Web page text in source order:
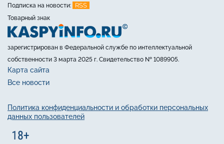
Подписка на новости:
RSS
Товарный знак
зарегистрирован в Федеральной службе по интеллектуальной
собственности 3 марта 2025 г. Свидетельство № 1089905.
Карта сайта
Все новости
Политика конфиденциальности и обработки персональных
данных пользователей